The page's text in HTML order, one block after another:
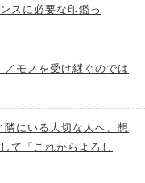
スに必要な印鑑っ
モノを受け継ぐのでは
にいる大切な人へ、想
て「これからよろし